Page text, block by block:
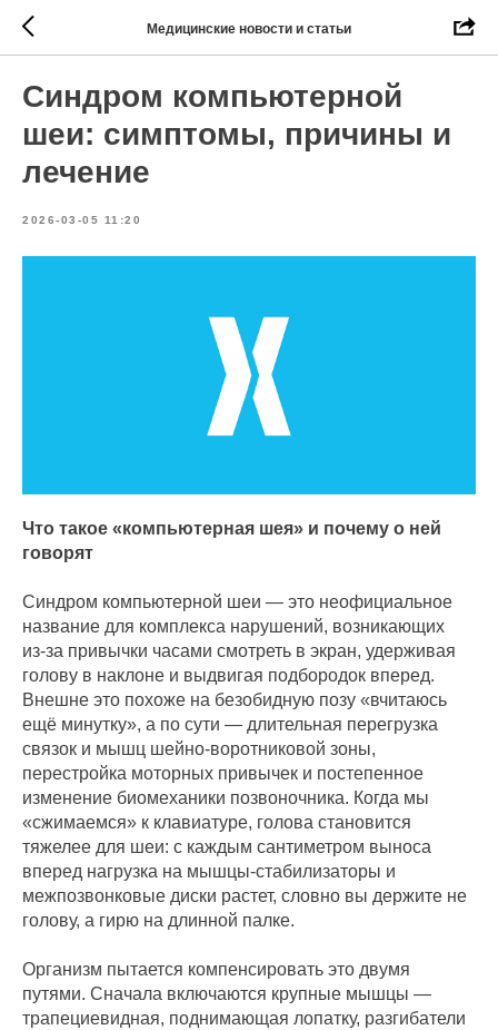
Медицинские новости и статьи
Синдром компьютерной
шеи: симптомы, причины и
лечение
2026-03-05 11:20
Что такое «компьютерная шея» и почему о ней
говорят
Синдром компьютерной шеи — это неофициальное
название для комплекса нарушений, возникающих
из‑за привычки часами смотреть в экран, удерживая
голову в наклоне и выдвигая подбородок вперед.
Внешне это похоже на безобидную позу «вчитаюсь
ещё минутку», а по сути — длительная перегрузка
связок и мышц шейно-воротниковой зоны,
перестройка моторных привычек и постепенное
изменение биомеханики позвоночника. Когда мы
«сжимаемся» к клавиатуре, голова становится
тяжелее для шеи: с каждым сантиметром выноса
вперед нагрузка на мышцы-стабилизаторы и
межпозвонковые диски растет, словно вы держите не
голову, а гирю на длинной палке.
Организм пытается компенсировать это двумя
путями. Сначала включаются крупные мышцы —
трапециевидная, поднимающая лопатку, разгибатели